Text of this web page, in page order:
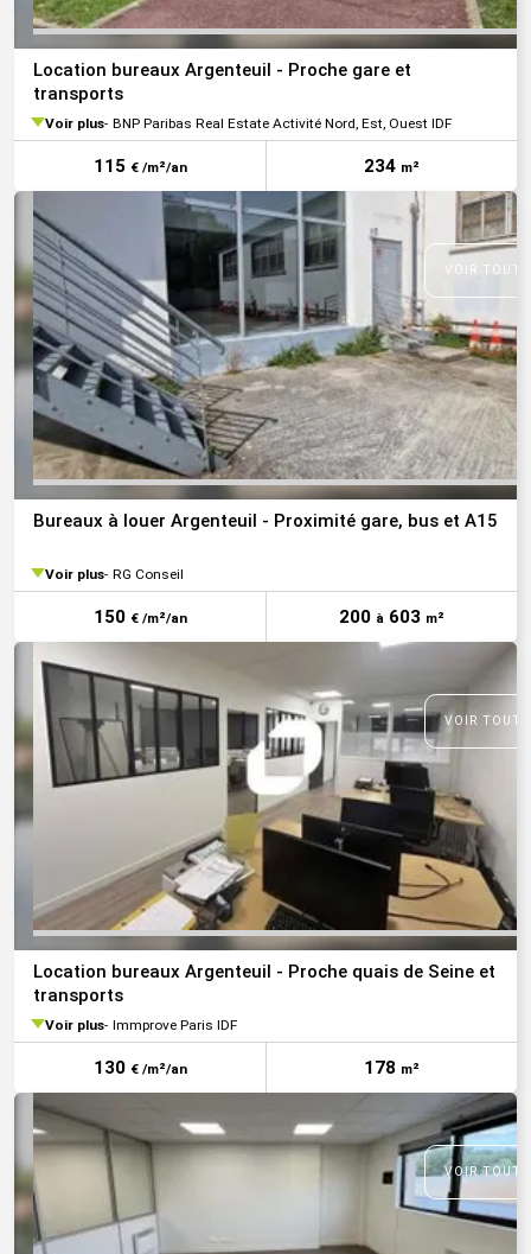
Location bureaux Argenteuil - Proche gare et
transports
Voir plus BNP Paribas Real Estate Activité Nord, Est, Ouest IDF
115 € /m²/an 234 m²
VOIR
Bureaux à louer Argenteuil - Proximité gare, bus et A15
Voir plus RG Conseil
150 € /m²/an 200 à 603 m²
VOIR
Location bureaux Argenteuil - Proche quais de Seine et
transports
Voir plus Immprove Paris IDF
130 € /m²/an 178 m²
VOIR